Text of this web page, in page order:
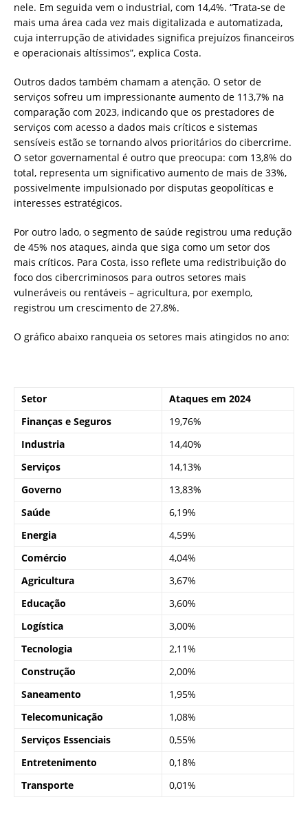
nele. Em seguida vem o industrial, com 14,4%. “Trata-se de
mais uma área cada vez mais digitalizada e automatizada,
cuja interrupção de atividades significa prejuízos financeiros
e operacionais altíssimos”, explica Costa.
Outros dados também chamam a atenção. O setor de
serviços sofreu um impressionante aumento de 113,7% na
comparação com 2023, indicando que os prestadores de
serviços com acesso a dados mais críticos e sistemas
sensíveis estão se tornando alvos prioritários do cibercrime.
O setor governamental é outro que preocupa: com 13,8% do
total, representa um significativo aumento de mais de 33%,
possivelmente impulsionado por disputas geopolíticas e
interesses estratégicos.
Por outro lado, o segmento de saúde registrou uma redução
de 45% nos ataques, ainda que siga como um setor dos
mais críticos. Para Costa, isso reflete uma redistribuição do
foco dos cibercriminosos para outros setores mais
vulneráveis ou rentáveis – agricultura, por exemplo,
registrou um crescimento de 27,8%.
O gráfico abaixo ranqueia os setores mais atingidos no ano:
Setor
Ataques em 2024
Finanças e Seguros
19,76%
Industria
14,40%
Serviços
14,13%
Governo
13,83%
Saúde
6,19%
Energia
4,59%
Comércio
4,04%
Agricultura
3,67%
Educação
3,60%
Logística
3,00%
Tecnologia
2,11%
Construção
2,00%
Saneamento
1,95%
Telecomunicação
1,08%
Serviços Essenciais
0,55%
Entretenimento
0,18%
Transporte
0,01%